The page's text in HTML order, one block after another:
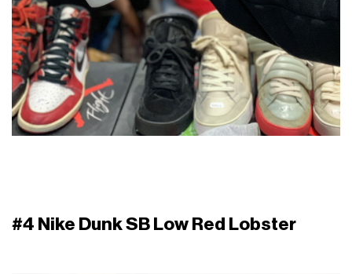
#4 Nike Dunk SB Low Red Lobster